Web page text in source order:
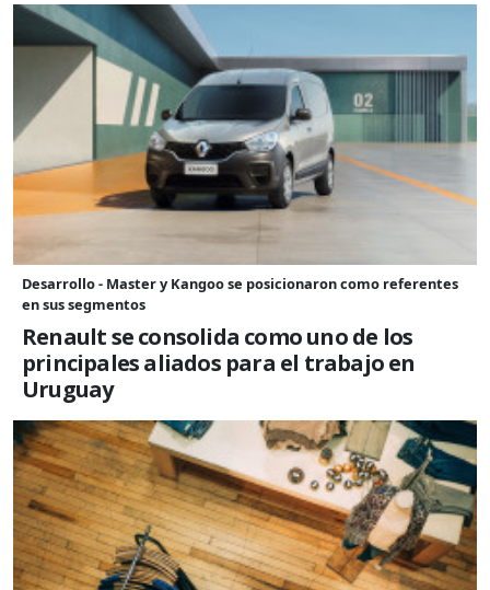
Desarrollo - Master y Kangoo se posicionaron como referentes
en sus segmentos
Renault se consolida como uno de los
principales aliados para el trabajo en
Uruguay